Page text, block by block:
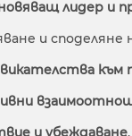
лидер и
и споделяне
към
и убеждаване